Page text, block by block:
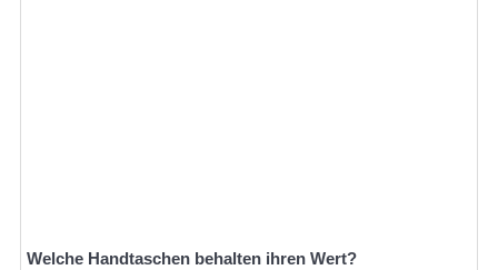
Welche Handtaschen behalten ihren Wert?